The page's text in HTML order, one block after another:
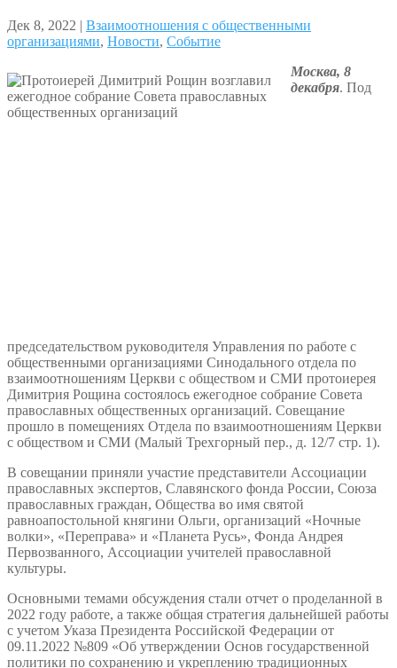
Дек 8, 2022 | Взаимоотношения с общественными
организациями, Новости, Событие
Москва, 8
декабря. Под
председательством руководителя Управления по работе с
общественными организациями Синодального отдела по
взаимоотношениям Церкви с обществом и СМИ протоиерея
Димитрия Рощина состоялось ежегодное собрание Совета
православных общественных организаций. Совещание
прошло в помещениях Отдела по взаимоотношениям Церкви
с обществом и СМИ (Малый Трехгорный пер., д. 12/7 стр. 1).
В совещании приняли участие представители Ассоциации
православных экспертов, Славянского фонда России, Союза
православных граждан, Общества во имя святой
равноапостольной княгини Ольги, организаций «Ночные
волки», «Переправа» и «Планета Русь», Фонда Андрея
Первозванного, Ассоциации учителей православной
культуры.
Основными темами обсуждения стали отчет о проделанной в
2022 году работе, а также общая стратегия дальнейшей работы
с учетом Указа Президента Российской Федерации от
09.11.2022 №809 «Об утверждении Основ государственной
политики по сохранению и укреплению традиционных